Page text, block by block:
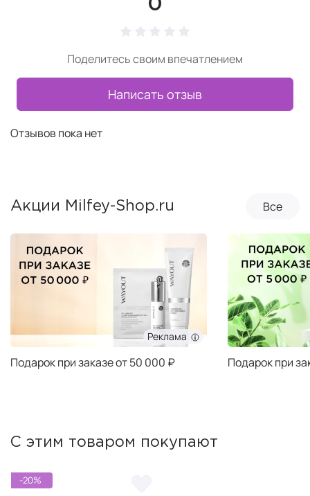
0
Поделитесь своим впечатлением
Написать отзыв
Отзывов пока нет
Акции Milfey-Shop.ru Все
Реклама
Подарок при заказе от 50 000 ₽ Подарок при
С этим товаром покупают
-20%